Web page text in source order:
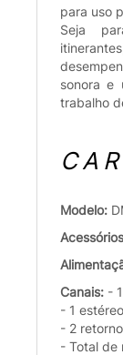
para uso
Seja
sonora e
trabalho
Modelo:
Canais: -
- 1 estéreo
- 2
- Total de